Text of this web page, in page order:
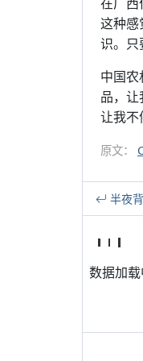
这种感
识。只
中国
品，
让我不
原文：
半夜
数据加